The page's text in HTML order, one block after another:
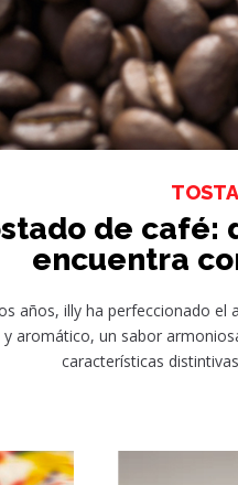
de café:
encuentra
años, illy ha perfeccionado
aromático, un sabor
características